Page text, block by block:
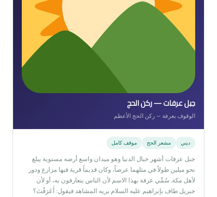
جبل عرفات — ركن الحج
الوقوف بعرفة — ركن الحج الأعظم
ديني مشعر الحج موقف كامل
جبل عرفات أشهر جبال الدنيا وهو ميدان واسع أرضه مستوية يبلغ
نحو ميلين طولاً في مثلهما عرضاً، وكان قديماً قرية فيها مزارع ودور
لأهل مكة. سُمِّي عرفة بهذا الاسم لأن الناس يتعارفون به، أو لأن
جبريل طاف بإبراهيم عليه السلام يريه المشاهد فيقول: أَعَرَفْتَ؟